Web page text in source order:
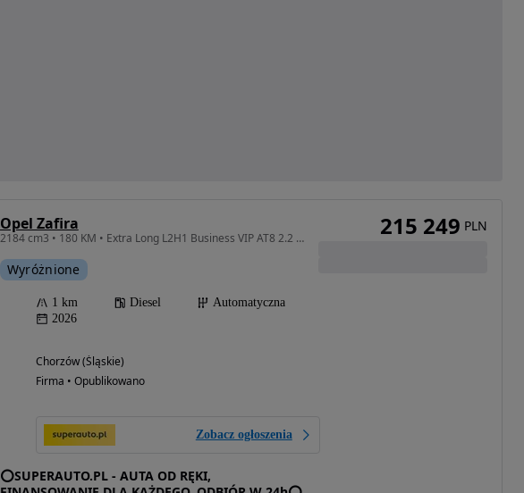
Opel Zafira
2184 cm3 • 180 KM • Extra Long L2H1 Business VIP AT8 2.2 180KM !! Klima Automat !! Kamera
Wyróżnione
1 km Diesel
Automatyczna
2026
Chorzów (Śląskie)
Firma • Opublikowano
Zobacz ogłoszenia
⭕SUPERAUTO.PL - AUTA OD RĘKI,
215 249 PLN